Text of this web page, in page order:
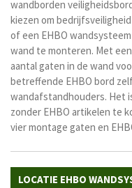
wandborden
kiezen om
of een EHBO
wand te monteren. Met
aantal gaten in de wand
betreffende EHBO bord
wandafstandhouders. Het
zonder EHBO artikelen te
vier montage gaten en
LOCATIE EHBO